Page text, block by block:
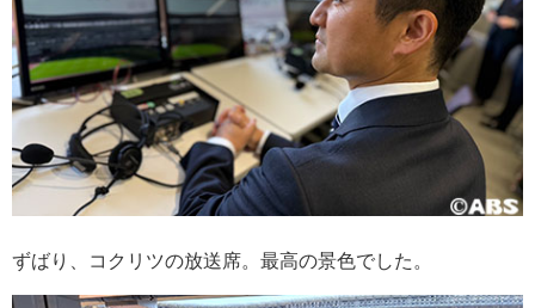
ずばり、コクリツの放送席。最高の景色でした。